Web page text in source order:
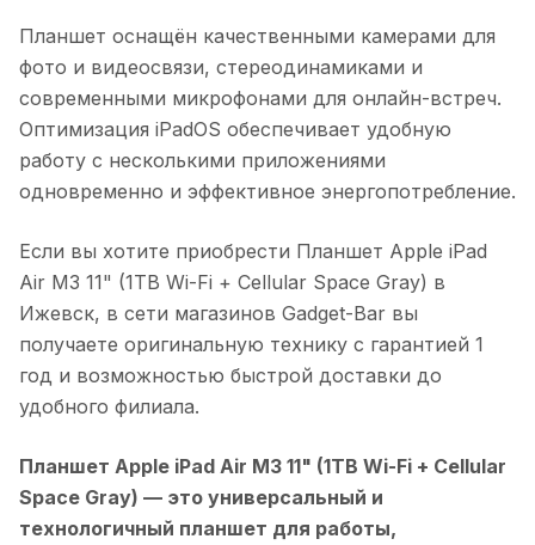
Планшет оснащён качественными камерами для
фото и видеосвязи, стереодинамиками и
современными микрофонами для онлайн-встреч.
Оптимизация iPadOS обеспечивает удобную
работу с несколькими приложениями
одновременно и эффективное энергопотребление.
Если вы хотите приобрести Планшет Apple iPad
Air M3 11" (1TB Wi-Fi + Cellular Space Gray) в
Ижевск, в сети магазинов Gadget-Bar вы
получаете оригинальную технику с гарантией 1
год и возможностью быстрой доставки до
удобного филиала.
Планшет Apple iPad Air M3 11" (1TB Wi-Fi + Cellular
Space Gray) — это универсальный и
технологичный планшет для работы,